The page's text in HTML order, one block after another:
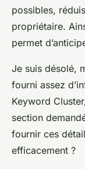
possibles,
propriétaire.
permet
Je suis désolé,
fourni assez
Keyword
section
fournir ces
efficacement ?